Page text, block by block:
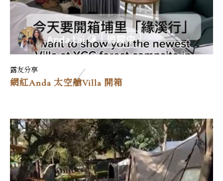
露友分享
網紅Anda 太空艙Villa 開箱